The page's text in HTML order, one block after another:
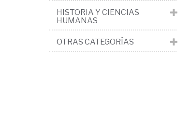
HISTORIA Y CIENCIAS
HUMANAS
OTRAS CATEGORÍAS